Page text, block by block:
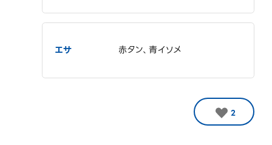
エサ 赤タン、青イソメ
2